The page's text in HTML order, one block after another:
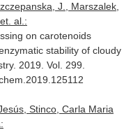
J., Marszalek,
al.:
on carotenoids
stability of cloudy
. 2019. Vol. 299.
Stinco, Carla Maria